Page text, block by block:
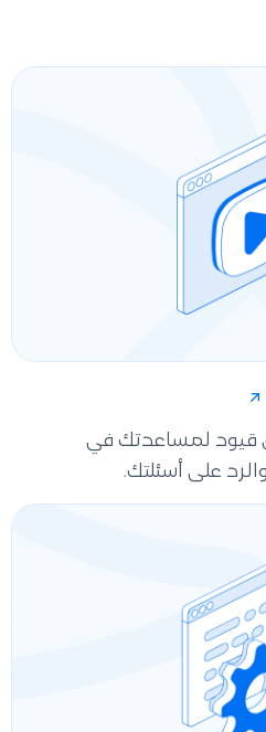
قيود لمساعدتك في
على أسئلتك.